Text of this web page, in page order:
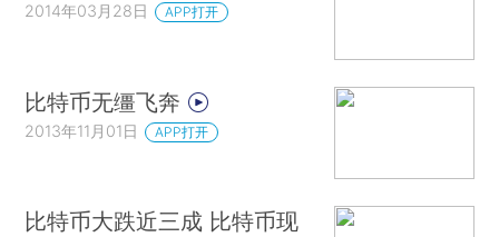
2014年03月28日 APP打开
比特币无缰飞奔
2013年11月01日 APP打开
比特币大跌近三成 比特币现